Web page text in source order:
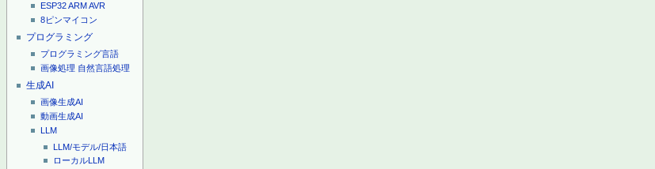
ESP32ARMAVR
8ピンマイコン
プログラミング
プログラミング言語
画像処理 自然言語処理
生成AI
画像生成AI
動画生成AI
LLM
LLM/モデル/日本語
ローカルLLM